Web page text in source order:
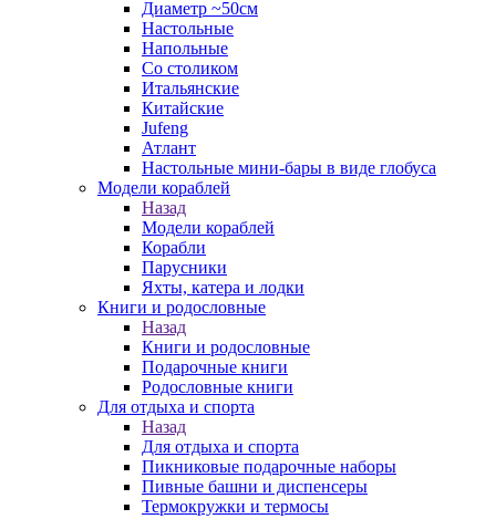
Диаметр ~50см
Настольные
Напольные
Со столиком
Итальянские
Китайские
Jufeng
Атлант
Настольные мини-бары в виде глобуса
Модели кораблей
Назад
Модели кораблей
Корабли
Парусники
Яхты, катера и лодки
Книги и родословные
Назад
Книги и родословные
Подарочные книги
Родословные книги
Для отдыха и спорта
Назад
Для отдыха и спорта
Пикниковые подарочные наборы
Пивные башни и диспенсеры
Термокружки и термосы